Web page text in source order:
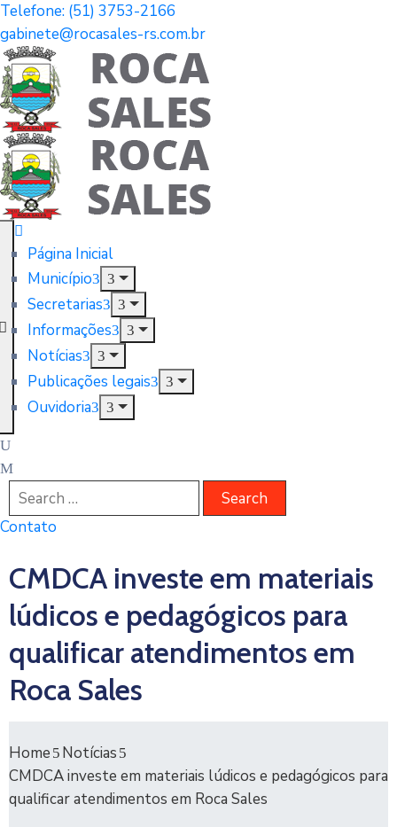
Telefone: (51) 3753-2166
gabinete@rocasales-rs.com.br
Página Inicial
Município
Secretarias
Informações
Notícias
Publicações legais
Ouvidoria
Contato
CMDCA investe em materiais
lúdicos e pedagógicos para
qualificar atendimentos em
Roca Sales
Home
Notícias
CMDCA investe em materiais lúdicos e pedagógicos para
qualificar atendimentos em Roca Sales